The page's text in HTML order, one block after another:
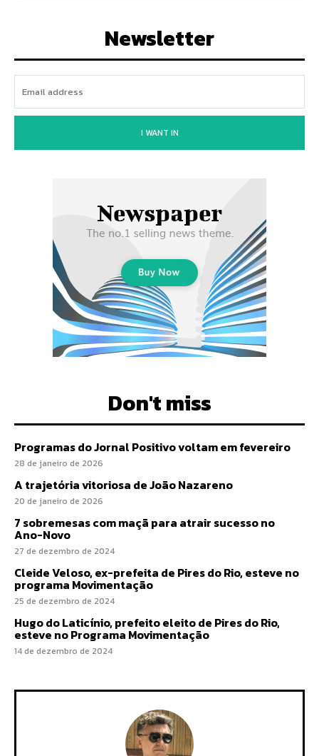
Newsletter
I WANT IN
Don't miss
Programas do Jornal Positivo voltam em fevereiro
28 de janeiro de 2026
A trajetória vitoriosa de João Nazareno
20 de janeiro de 2026
7 sobremesas com maçã para atrair sucesso no
Ano-Novo
27 de dezembro de 2024
Cleide Veloso, ex-prefeita de Pires do Rio, esteve no
programa Movimentação
25 de dezembro de 2024
Hugo do Laticínio, prefeito eleito de Pires do Rio,
esteve no Programa Movimentação
14 de dezembro de 2024